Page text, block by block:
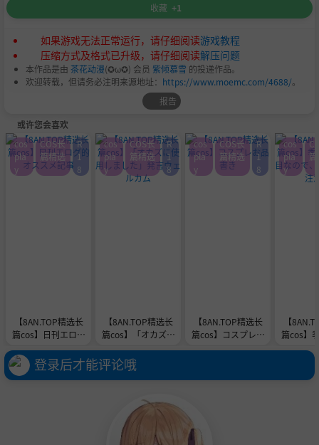
收藏 +1
如果游戏无法正常运行，请仔细阅读游戏教程
压缩方式及格式已升级，请仔细阅读解压问题
本作品是由 茶花动漫(✪ω✪) 会员 紫倾慕雪 的投递作品。
欢迎转载，但请务必注明来源地址： https://www.moemc.com/4688/。
报告
或许您会喜欢
【8AN.TOP精选长
篇cos】日刊エログ
cos
pla
y
COS长
篇精选
R
1
8
【8AN.TOP精选长
篇cos】「オカズに
ウェルカム
cos
pla
y
COS长
篇精选
R
1
8
【8AN.TOP精选长
篇cos】コスプレお
cos
pla
y
COS长
篇精选
R
1
8
【
篇cos】
は
cos
pla
y
登录后才能评论哦